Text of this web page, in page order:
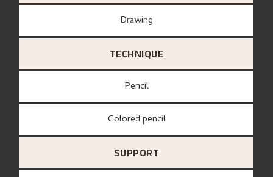
Drawing
TECHNIQUE
Pencil
Colored pencil
SUPPORT